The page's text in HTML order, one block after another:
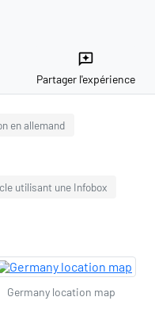
reviews
Partager l'expérience
en allemand
utilisant une Infobox
Germany location map